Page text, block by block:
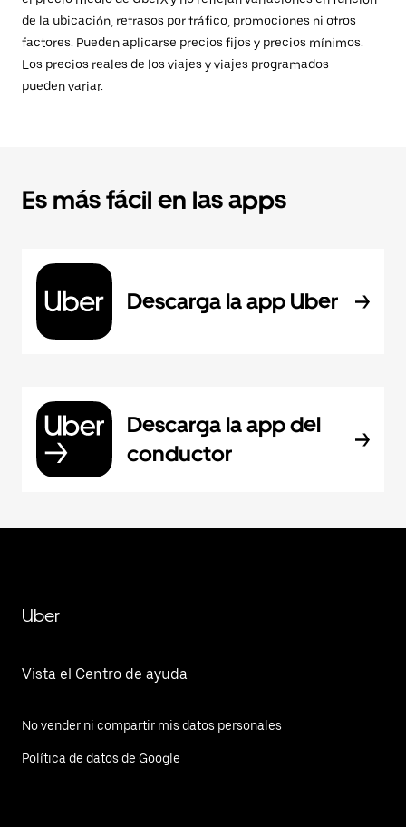
de la ubicación, retrasos por tráfico, promociones ni otros
factores. Pueden aplicarse precios fijos y precios mínimos.
Los precios reales de los viajes y viajes programados
pueden variar.
Es más fácil en las apps
Descarga la app Uber
Descarga la app del
conductor
Uber
Vista el Centro de ayuda
No vender ni compartir mis datos personales
Política de datos de Google